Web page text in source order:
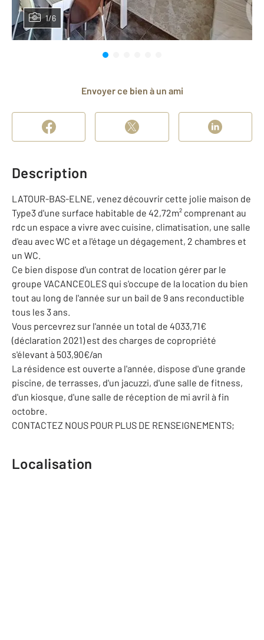
1/6
Envoyer ce bien à un ami
Description
LATOUR-BAS-ELNE, venez découvrir cette jolie maison de
Type3 d'une surface habitable de 42,72m² comprenant au
rdc un espace a vivre avec cuisine, climatisation, une salle
d'eau avec WC et a l'étage un dégagement, 2 chambres et
un WC.
Ce bien dispose d'un contrat de location gérer par le
groupe VACANCEOLES qui s'occupe de la location du bien
tout au long de l'année sur un bail de 9 ans reconductible
tous les 3 ans.
Vous percevrez sur l'année un total de 4033,71€
(déclaration 2021) est des charges de copropriété
s'élevant à 503,90€/an
La résidence est ouverte a l'année, dispose d'une grande
piscine, de terrasses, d'un jacuzzi, d'une salle de fitness,
d'un kiosque, d'une salle de réception de mi avril à fin
octobre.
CONTACTEZ NOUS POUR PLUS DE RENSEIGNEMENTS;
Localisation